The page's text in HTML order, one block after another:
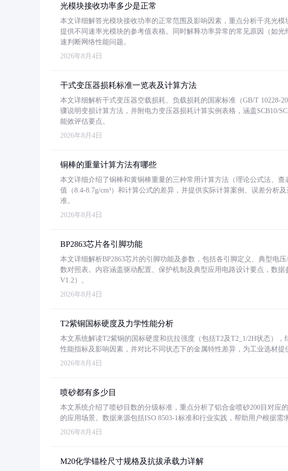
光模块接收功率多少是正常
本文详细解答光模块接收功率的正常范围及影响因素，重点分析千兆光
提供不同速率光模块的参考值表格。同时解释功率异常的常见原因（如
速判断网络性能问题。
2026年8月4日
干式变压器损耗标准一览表及计算方法
本文详细解析干式变压器空载损耗、负载损耗的国家标准（GB/T 10228-
骤说明变损计算方法，并附电力变压器损耗计算实例表格，涵盖SCB10/
能效评估要点。
2026年8月4日
铜棒的重量计算方法有哪些
本文详细介绍了铜棒和黄铜棒重量的三种常用计算方法（理论公式法、
值（8.4-8.7g/cm³）和计算公式的差异，并提供实际计算案例、误差分析
准。
2026年8月4日
BP2863芯片各引脚功能
本文详细解析BP2863芯片的引脚功能及参数，包括各引脚定义、典型电
数对照表。内容涵盖驱动配置、保护机制及典型应用电路设计要点，数
V1.2）。
2026年8月4日
T2紫铜国标硬度及力学性能分析
本文系统解读T2紫铜的国标硬度和抗拉强度（包括T2及T2_1/2H状态），
性能指标及影响因素，并对比不同状态下的金属特性差异，为工业选材提
2026年8月4日
喷砂都有多少目
本文系统介绍了喷砂目数的分级标准，重点分析了铝合金喷砂200目对应
的应用场景。数据来源包括ISO 8503-1标准和行业实践，帮助用户根据需
2026年8月4日
M20化学锚栓尺寸规格及抗拔承载力详解